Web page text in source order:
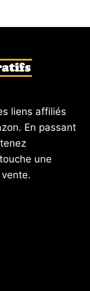
liens affiliés
En passant
une